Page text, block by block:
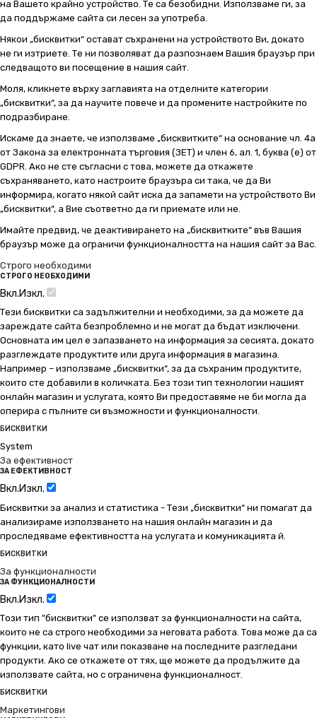
на Вашето крайно устройство. Те са безобидни. Използваме ги, за
да поддържаме сайта си лесен за употреба.
Някои „бисквитки“ остават съхранени на устройството Ви, докато
не ги изтриете. Те ни позволяват да разпознаем Вашия браузър при
следващото ви посещение в нашия сайт.
Моля, кликнете върху заглавията на отделните категории
„бисквитки“, за да научите повече и да промените настройките по
подразбиране.
Искаме да знаете, че използваме „бисквитките“ на основание чл. 4а
от Закона за електронната търговия (ЗЕТ) и член 6, ал. 1, буква (е) от
GDPR. Ако не сте съгласни с това, можете да откажете
съхраняването, като настроите браузъра си така, че да Ви
информира, когато някой сайт иска да запамети на устройството Ви
„бисквитки“, а Вие съответно да ги приемате или не.
Имайте предвид, че деактивирането на „бисквитките“ във Вашия
браузър може да ограничи функционалността на нашия сайт за Вас.
Строго необходими
СТРОГО НЕОБХОДИМИ
Вкл.Изкл.
Тези бисквитки са задължителни и необходими, за да можете да
зареждате сайта безпроблемно и не могат да бъдат изключени.
Основната им цел е запазването на информация за сесията, докато
разглеждате продуктите или друга информация в магазина.
Например – използваме „бисквитки“, за да съхраним продуктите,
които сте добавили в количката. Без този тип технологии нашият
онлайн магазин и услугата, която Ви предоставяме не би могла да
оперира с пълните си възможности и функционалности.
БИСКВИТКИ
System
За ефективност
ЗА ЕФЕКТИВНОСТ
Вкл.Изкл.
Бисквитки за анализ и статистика - Тези „бисквитки“ ни помагат да
анализираме използването на нашия онлайн магазин и да
проследяваме ефективността на услугата и комуникацията й.
БИСКВИТКИ
За функционалности
ЗА ФУНКЦИОНАЛНОСТИ
Вкл.Изкл.
Този тип "бисквитки" се използват за функционалности на сайта,
които не са строго необходими за неговата работа. Това може да са
функции, като live чат или показване на последните разгледани
продукти. Ако се откажете от тях, ще можете да продължите да
използвате сайта, но с ограничена функционалност.
БИСКВИТКИ
Маркетингови